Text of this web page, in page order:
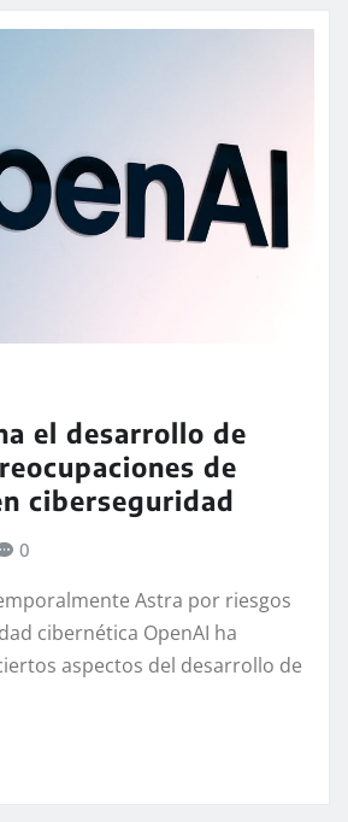
el desarrollo de
de
ciberseguridad
0
Astra por riesgos
cibernética OpenAI ha
aspectos del desarrollo de